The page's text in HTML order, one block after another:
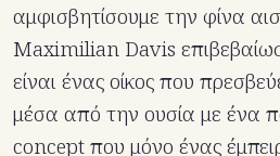
αμφισβητίσουμε την φίνα
Maximilian Davis
είναι ένας οίκος που
μέσα από την ουσία με ένα
concept που μόνο ένας